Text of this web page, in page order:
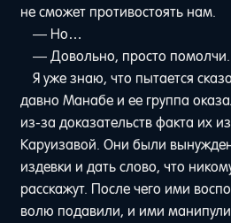
не сможет противостоять нам.
— Но…
— Довольно, просто помолчи.
Я уже знаю, что пытается
давно Манабе и ее группа
из-за доказательств факта их
Каруизавой. Они были
издевки и дать слово, что
расскажут. После чего ими
волю подавили, и ими